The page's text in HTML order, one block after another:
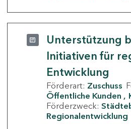
Unterstützung
Initiativen für
Entwicklung
Förderart: Zuschuss
Öffentliche Kunden
Förderzweck:
Regionalentwicklung